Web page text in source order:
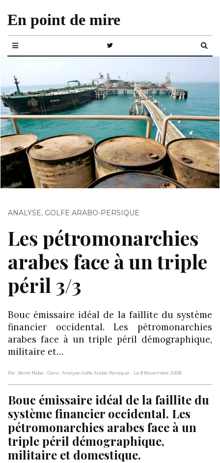
En point de mire
ANALYSE, GOLFE ARABO-PERSIQUE
Les pétromonarchies
arabes face à un triple
péril 3/3
Bouc émissaire idéal de la faillite du système
financier occidental. Les pétromonarchies
arabes face à un triple péril démographique,
militaire et…
Par : René Naba - Dans : Analyse Golfe Arabo-Persique - Le 8 Novembre 2008
Bouc émissaire idéal de la faillite du
système financier occidental. Les
pétromonarchies arabes face à un
triple péril démographique,
militaire et domestique.